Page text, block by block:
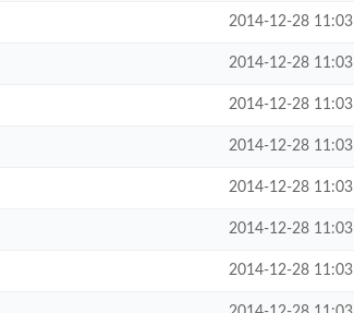
2014-12-28 11:03
2014-12-28 11:03
2014-12-28 11:03
2014-12-28 11:03
2014-12-28 11:03
2014-12-28 11:03
2014-12-28 11:03